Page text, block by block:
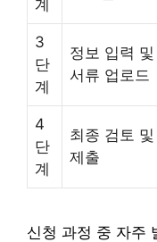
계
3
단
계
정보 입력 및
서류 업로드
4
단
계
최종 검토 및
제출
신청 과정 중 자주